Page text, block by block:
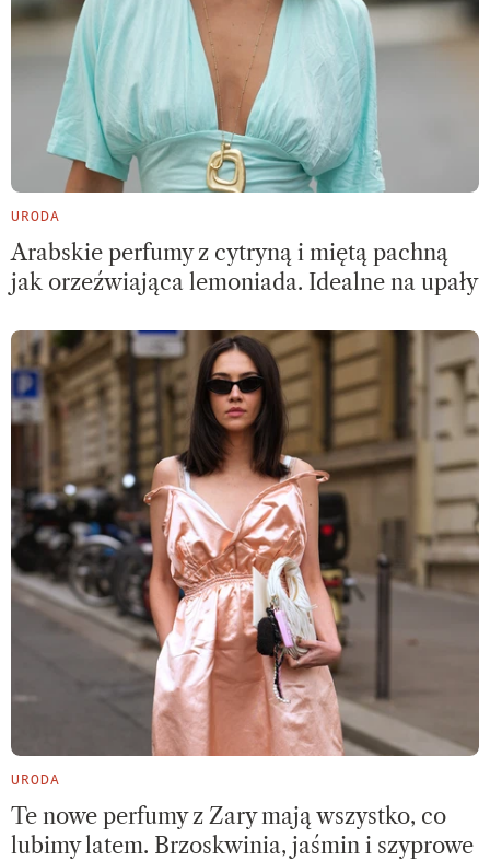
URODA
Arabskie perfumy z cytryną i miętą pachną
jak orzeźwiająca lemoniada. Idealne na upały
URODA
Te nowe perfumy z Zary mają wszystko, co
lubimy latem. Brzoskwinia, jaśmin i szyprowe